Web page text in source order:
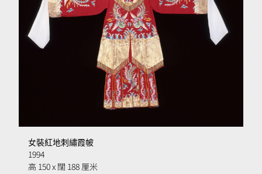
女裝紅地刺繡霞帔
1994
高 150 x 闊 188 厘米